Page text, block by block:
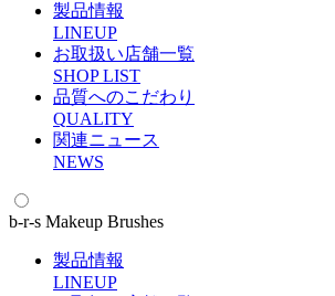
製品情報
LINEUP
お取扱い店舗一覧
SHOP LIST
品質へのこだわり
QUALITY
関連ニュース
NEWS
b-r-s Makeup Brushes
製品情報
LINEUP